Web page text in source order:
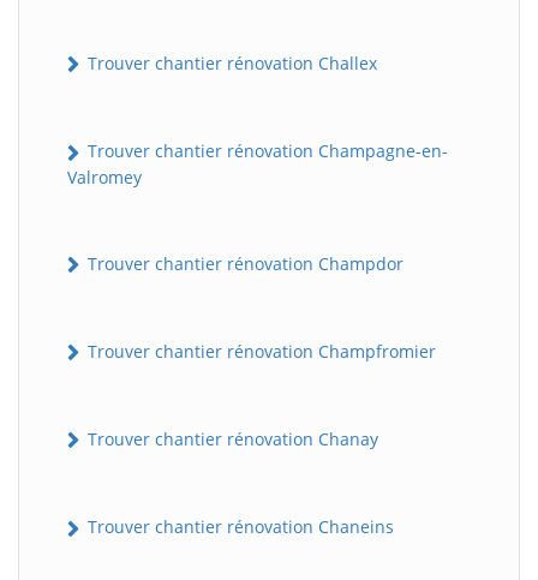
Trouver chantier rénovation Challex
Trouver chantier rénovation Champagne-en-
Valromey
Trouver chantier rénovation Champdor
Trouver chantier rénovation Champfromier
Trouver chantier rénovation Chanay
Trouver chantier rénovation Chaneins